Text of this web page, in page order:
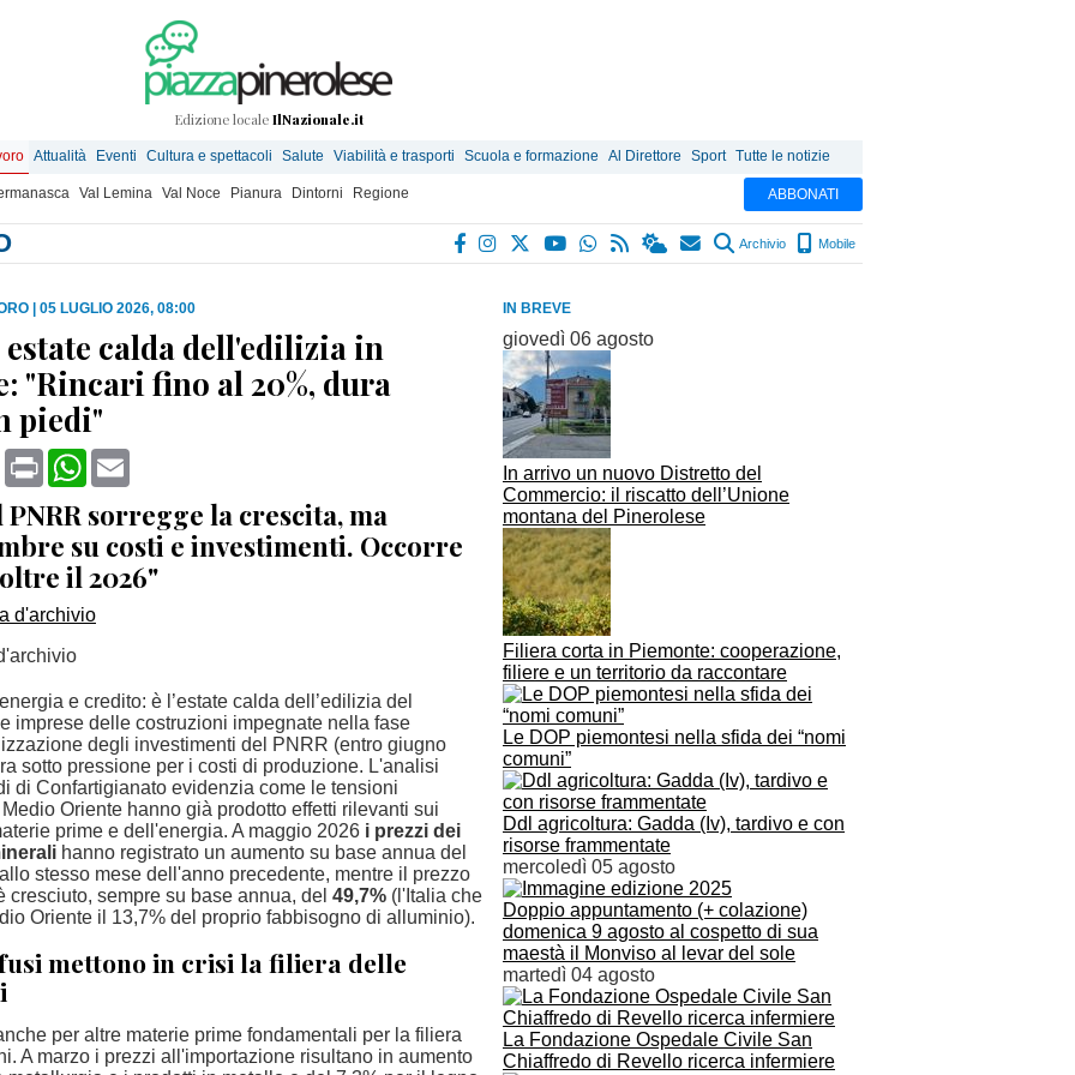
Edizione locale IlNazionale.it
Attualità Eventi Cultura e spettacoli Salute Viabilità e trasporti Scuola e formazione Al Direttore Sport Tutte le notizie
Val Lemina Val Noce Pianura Dintorni Regione ABBONATI
Archivio Mobile
IN BREVE
giovedì 06 agosto
In arrivo un nuovo Distretto del
Commercio: il riscatto dell’Unione
montana del Pinerolese
Filiera corta in Piemonte: cooperazione,
filiere e un territorio da raccontare
Le DOP piemontesi nella sfida dei “nomi
comuni”
Ddl agricoltura: Gadda (Iv), tardivo e con
risorse frammentate
mercoledì 05 agosto
Doppio appuntamento (+ colazione)
domenica 9 agosto al cospetto di sua
maestà il Monviso al levar del sole
martedì 04 agosto
La Fondazione Ospedale Civile San
Chiaffredo di Revello ricerca infermiere
05 LUGLIO 2026, 08:00
calda dell'edilizia in
"Rincari fino al 20%, dura
piedi"
X Print WhatsApp
sorregge la crescita, ma
su costi e investimenti. Occorre
il 2026"
e credito: è l’estate calda dell’edilizia del
imprese delle costruzioni impegnate nella fase
degli investimenti del PNRR (entro giugno
sotto pressione per i costi di produzione. L'analisi
di Confartigianato evidenzia come le tensioni
Oriente hanno già prodotto effetti rilevanti sui
prime e dell'energia. A maggio 2026 i prezzi dei
hanno registrato un aumento su base annua del
stesso mese dell'anno precedente, mentre il prezzo
cresciuto, sempre su base annua, del 49,7% (l'Italia che
Oriente il 13,7% del proprio fabbisogno di alluminio).
mettono in crisi la filiera delle
per altre materie prime fondamentali per la filiera
A marzo i prezzi all'importazione risultano in aumento